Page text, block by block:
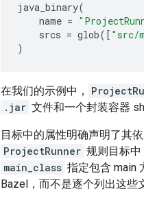
java_binary(
name =
srcs = glob([ "src/
)
在我们的示例中，
.jar 文件和一个封装容器
目标中的属性明确声明了其
ProjectRunner 规则目标中
main_class 指定包含 main
Bazel，而不是逐个列出这些